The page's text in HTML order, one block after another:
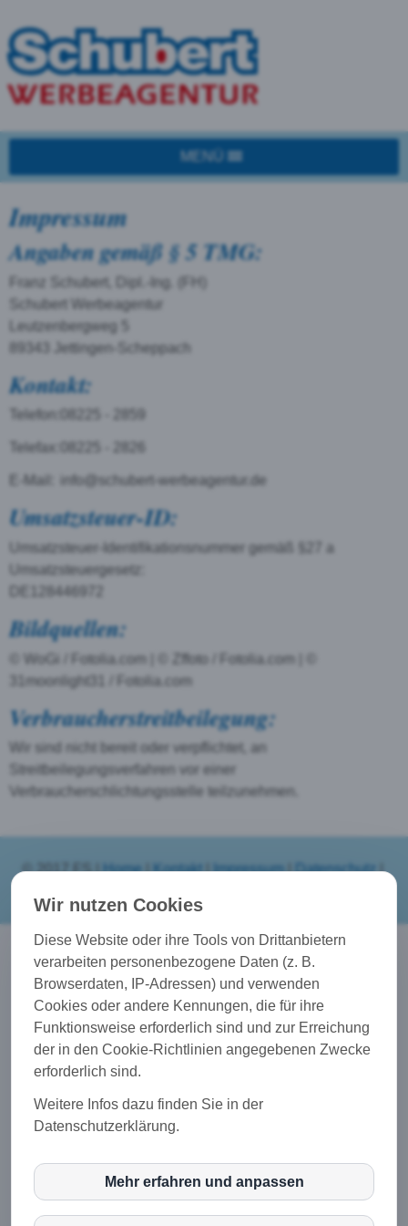
MENÜ
Impressum
Angaben gemäß § 5 TMG:
Franz Schubert, Dipl.-Ing. (FH)
Schubert Werbeagentur
Leutzenbergweg 5
89343 Jettingen-Scheppach
Kontakt:
Telefon:
Telefax:
E-Mail: info@schubert-werbeagentur.de
Umsatzsteuer-ID:
Umsatzsteuer-Identifikationsnummer gemäß §27 a
Umsatzsteuergesetz:
Bildquellen:
© WoGi / Fotolia.com | © Zffoto / Fotolia.com | ©
31moonlight31 / Fotolia.com
Verbraucherstreitbeilegung:
Wir sind nicht bereit oder verpflichtet, an
Streitbeilegungsverfahren vor einer
Verbraucherschlichtungsstelle teilzunehmen.
© 2017 FS |Home|Kontakt|Impressum|Datenschutz|
Unsere Dienstleistungen
Suchmaschinenoptimierung (SEO), Social Media, Web
Design, Webhosting, u.v.m. Bei uns werden Sie
kompetent und vollumfänglich betreut!
Ihre Website als CMS
direkt online bearbeiten. Intuitiv und sehr einfach zu
bedienen, auch ohne Vorkenntnisse!
Kontaktdaten
Dipl.-Ing. (FH) Franz Schubert, Leutzenbergweg 5,
89343 Jettingen-Scheppach
Wir nutzen Cookies
Diese Website oder ihre Tools von Drittanbietern
verarbeiten personenbezogene Daten (z. B.
Browserdaten, IP-Adressen) und verwenden
Cookies oder andere Kennungen, die für ihre
Funktionsweise erforderlich sind und zur Erreichung
der in den Cookie-Richtlinien angegebenen Zwecke
erforderlich sind.
Weitere Infos dazu finden Sie in der
Datenschutzerklärung.
inCMS
Mehr erfahren und anpassen